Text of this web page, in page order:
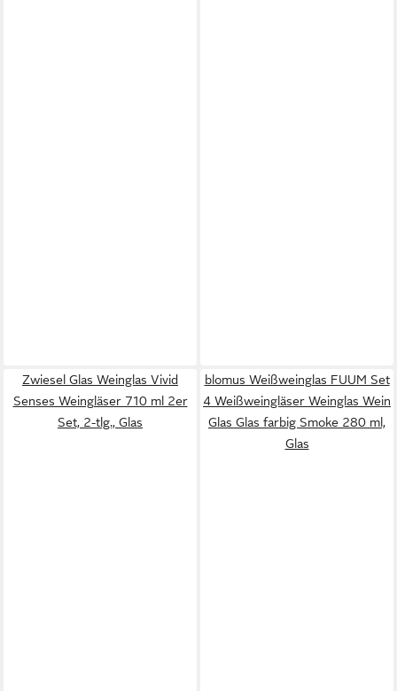
Zwiesel Glas Weinglas Vivid
Senses Weingläser 710 ml 2er
Set, 2-tlg., Glas
blomus Weißweinglas FUUM Set
4 Weißweingläser Weinglas Wein
Glas Glas farbig Smoke 280 ml,
Glas